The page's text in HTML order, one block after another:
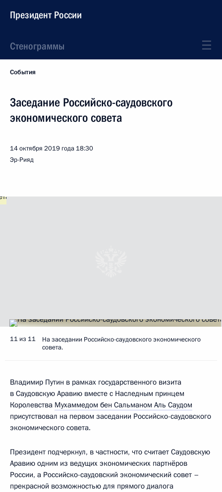
Президент России
Стенограммы
События
Заседание Российско-саудовского
экономического совета
14 октября 2019 года 18:30
Эр-Рияд
11 из 11
На заседании Российско-саудовского экономического
совета.
Владимир Путин в рамках государственного визита
в Саудовскую Аравию вместе с Наследным принцем
Королевства Мухаммедом бен Сальманом Аль Саудом
присутствовал на первом заседании Российско-саудовского
экономического совета.
Президент подчеркнул, в частности, что считает Саудовскую
Аравию одним из ведущих экономических партнёров
России, а Российско-саудовский экономический совет –
прекрасной возможностью для прямого диалога